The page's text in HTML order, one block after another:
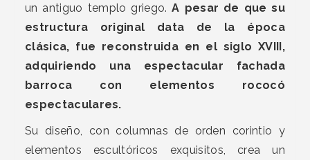
un antiguo templo griego. A pesar de que su
estructura original data de la época
clásica, fue reconstruida en el siglo XVIII,
adquiriendo una espectacular fachada
barroca con elementos rococó
espectaculares.
Su diseño, con columnas de orden corintio y
elementos escultóricos exquisitos, crea un